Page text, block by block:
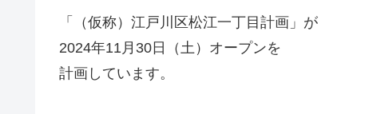
「（仮称）江戸川区松江一丁目計画」が
2024年11月30日（土）オープンを
計画しています。